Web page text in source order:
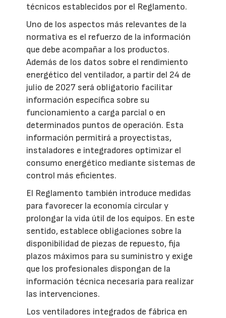
técnicos establecidos por el Reglamento.
Uno de los aspectos más relevantes de la
normativa es el refuerzo de la información
que debe acompañar a los productos.
Además de los datos sobre el rendimiento
energético del ventilador, a partir del 24 de
julio de 2027 será obligatorio facilitar
información específica sobre su
funcionamiento a carga parcial o en
determinados puntos de operación. Esta
información permitirá a proyectistas,
instaladores e integradores optimizar el
consumo energético mediante sistemas de
control más eficientes.
El Reglamento también introduce medidas
para favorecer la economía circular y
prolongar la vida útil de los equipos. En este
sentido, establece obligaciones sobre la
disponibilidad de piezas de repuesto, fija
plazos máximos para su suministro y exige
que los profesionales dispongan de la
información técnica necesaria para realizar
las intervenciones.
Los ventiladores integrados de fábrica en